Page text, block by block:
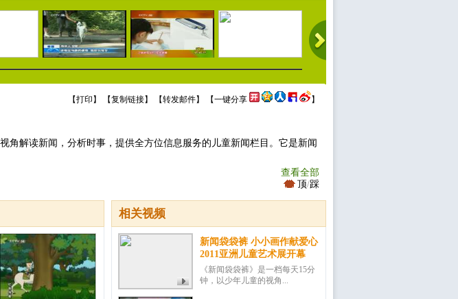
【打印 】 【复制链接】 【转发邮件】 【一键分享 】
角解读新闻，分析时事，提供全方位信息服务的儿童新闻栏目。它是新闻
查看全部
顶/踩
相关视频
新闻袋袋裤 小小画作献爱心
2011亚洲儿童艺术展开幕
《新闻袋袋裤》是一档每天15分
钟，以少年儿童的视角...